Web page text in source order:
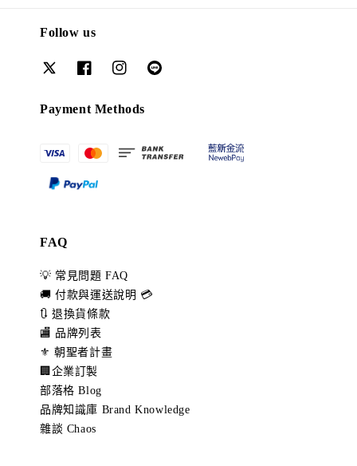
Follow us
Payment Methods
FAQ
💡 常見問題 FAQ
🚚 付款與運送說明 💳
🔃 退換貨條款
🏬 品牌列表
⚜️ 朝聖者計畫
🏢企業訂製
部落格 Blog
品牌知識庫 Brand Knowledge
雜談 Chaos